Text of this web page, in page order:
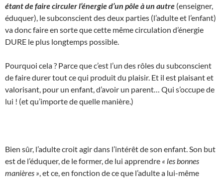
étant de faire circuler l’énergie d’un pôle à un autre (enseigner,
éduquer), le subconscient des deux parties (l’adulte et l’enfant)
va donc faire en sorte que cette même circulation d’énergie
DURE le plus longtemps possible.
Pourquoi cela ? Parce que c’est l’un des rôles du subconscient
de faire durer tout ce qui produit du plaisir. Et il est plaisant et
valorisant, pour un enfant, d’avoir un parent… Qui s’occupe de
lui ! (et qu’importe de quelle manière.)
Bien sûr, l’adulte croit agir dans l’intérêt de son enfant. Son but
est de l’éduquer, de le former, de lui apprendre « les bonnes
manières » , et ce, en fonction de ce que l’adulte a lui-même